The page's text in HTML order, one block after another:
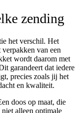
zending
het verschil. Het
van een
wordt daarom met
garandeert dat iedere
precies zoals jij het
en kwaliteit.
doos op maat, die
alleen optimale